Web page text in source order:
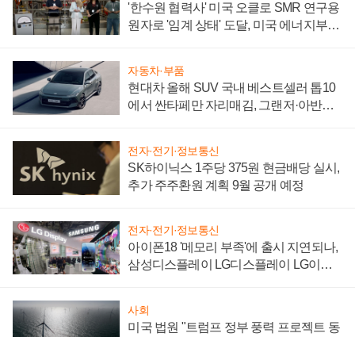
'한수원 협력사' 미국 오클로 SMR 연구용
원자로 '임계 상태' 도달, 미국 에너지부
자동차·부품
현대차 올해 SUV 국내 베스트셀러 톱10
에서 싼타페만 자리매김, 그랜저·아반떼
전자·전기·정보통신
SK하이닉스 1주당 375원 현금배당 실시,
추가 주주환원 계획 9월 공개 예정
전자·전기·정보통신
아이폰18 '메모리 부족'에 출시 지연되나,
삼성디스플레이 LG디스플레이 LG이노
사회
미국 법원 "트럼프 정부 풍력 프로젝트 동